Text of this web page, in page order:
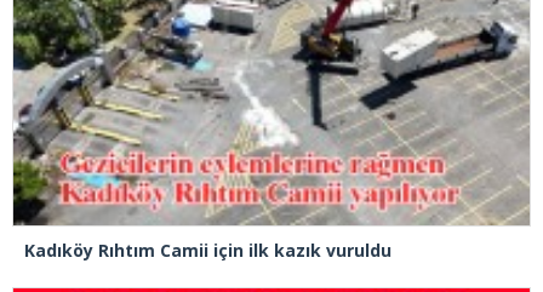
Kadıköy Rıhtım Camii için ilk kazık vuruldu